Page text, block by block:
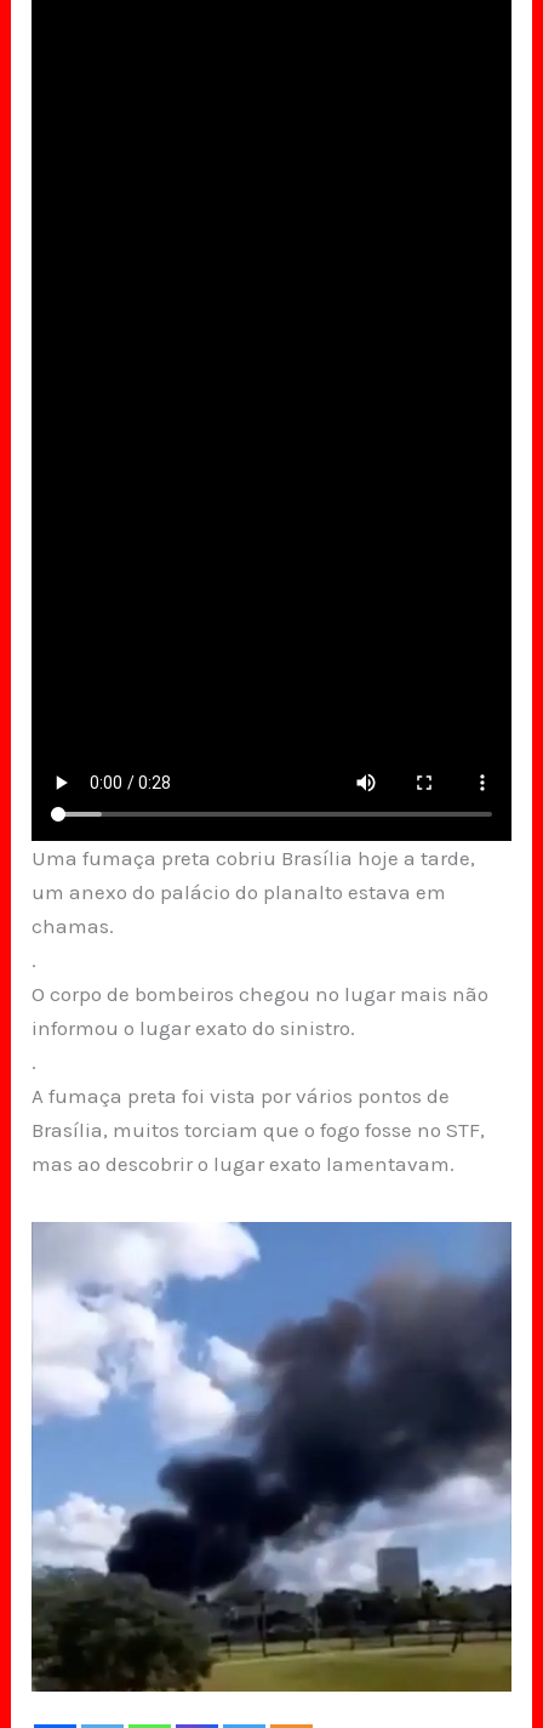
Uma fumaça preta cobriu Brasília hoje a tarde,
um anexo do palácio do planalto estava em
chamas.
.
O corpo de bombeiros chegou no lugar mais não
informou o lugar exato do sinistro.
.
A fumaça preta foi vista por vários pontos de
Brasília, muitos torciam que o fogo fosse no STF,
mas ao descobrir o lugar exato lamentavam.